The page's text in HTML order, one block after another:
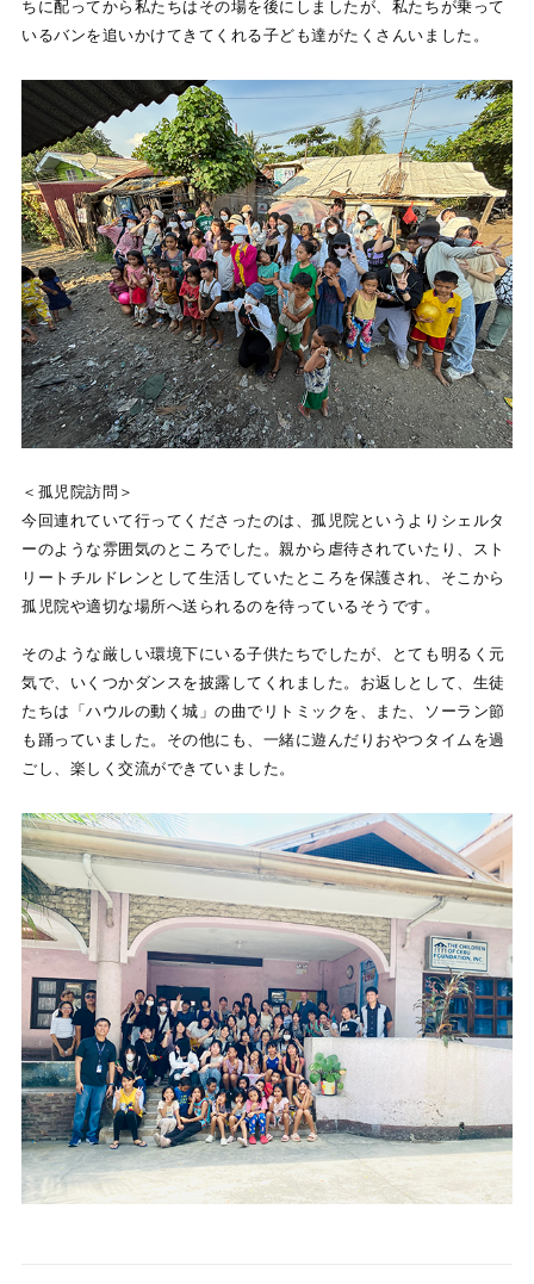
ちに配ってから私たちはその場を後にしましたが、私たちが乗って
いるバンを追いかけてきてくれる子ども達がたくさんいました。
＜孤児院訪問＞
今回連れていて行ってくださったのは、孤児院というよりシェルタ
ーのような雰囲気のところでした。親から虐待されていたり、スト
リートチルドレンとして生活していたところを保護され、そこから
孤児院や適切な場所へ送られるのを待っているそうです。
そのような厳しい環境下にいる子供たちでしたが、とても明るく元
気で、いくつかダンスを披露してくれました。お返しとして、生徒
たちは「ハウルの動く城」の曲でリトミックを、また、ソーラン節
も踊っていました。その他にも、一緒に遊んだりおやつタイムを過
ごし、楽しく交流ができていました。